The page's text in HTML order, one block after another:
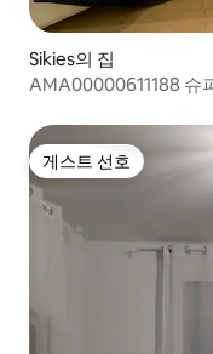
Sikies의 집
AMA00000611188 슈
게스트 선호
게스트 선호